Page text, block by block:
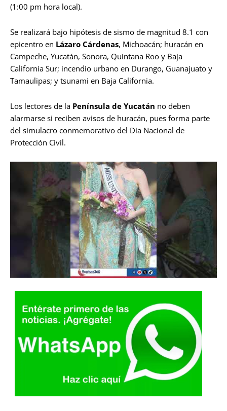
(1:00 pm hora local).
Se realizará bajo hipótesis de sismo de magnitud 8.1 con
epicentro en Lázaro Cárdenas, Michoacán; huracán en
Campeche, Yucatán, Sonora, Quintana Roo y Baja
California Sur; incendio urbano en Durango, Guanajuato y
Tamaulipas; y tsunami en Baja California.
Los lectores de la Península de Yucatán no deben
alarmarse si reciben avisos de huracán, pues forma parte
del simulacro conmemorativo del Día Nacional de
Protección Civil.